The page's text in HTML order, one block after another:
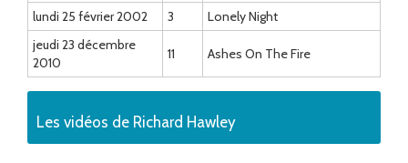
lundi 25 février 2002 3
Lonely Night
jeudi 23 décembre
2010
11 Ashes On The Fire
Les vidéos de Richard Hawley